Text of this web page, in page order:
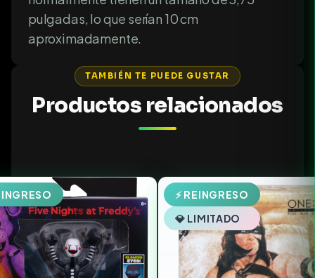
pulgadas, lo que serían 10 cm
aproximadamente.
TAMBIÉN TE PUEDE GUSTAR
Productos relacionados
⚡ REINGRESO
💎 LIMITADO